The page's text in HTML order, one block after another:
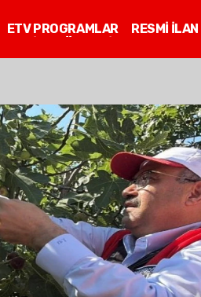
ETV PROGRAMLAR RESMİ İLAN